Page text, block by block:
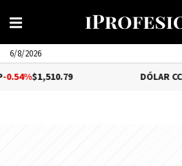
6/8/2026
-0.72%